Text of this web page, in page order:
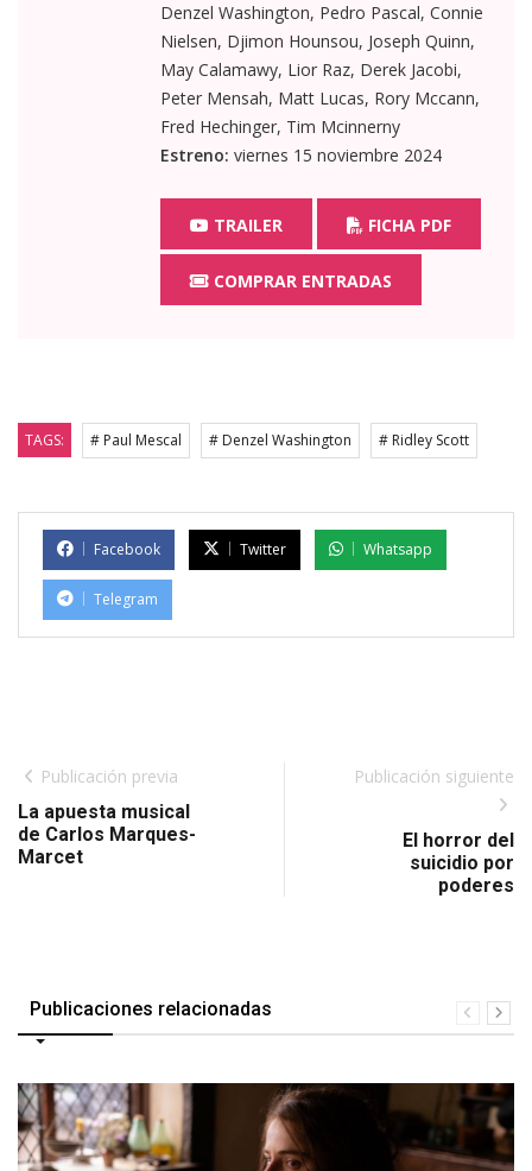
Denzel Washington, Pedro Pascal, Connie
Nielsen, Djimon Hounsou, Joseph Quinn,
May Calamawy, Lior Raz, Derek Jacobi,
Peter Mensah, Matt Lucas, Rory Mccann,
Fred Hechinger, Tim Mcinnerny
Estreno: viernes 15 noviembre 2024
TRAILER FICHA PDF
COMPRAR ENTRADAS
TAGS: # Paul Mescal # Denzel Washington # Ridley Scott
Facebook Twitter Whatsapp
Telegram
Publicación previa
La apuesta musical
de Carlos Marques-
Marcet
Publicación siguiente
El horror del
suicidio por
poderes
Publicaciones relacionadas